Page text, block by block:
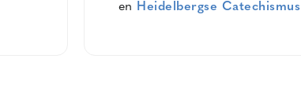
en
Heidelbergse Catechismus